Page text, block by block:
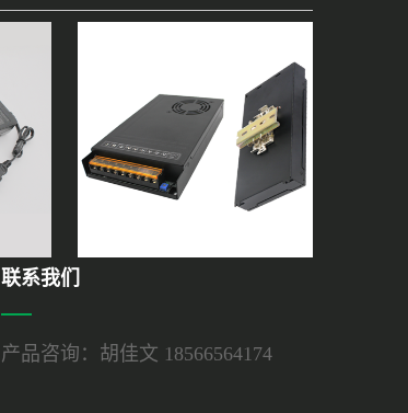
联系我们
产品咨询：胡佳文 18566564174